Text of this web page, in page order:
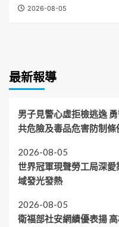
2026-08-05
最新報導
男子見警心虛拒檢逃逸
共危險及毒品危害防制條
2026-08-05
世界冠軍現聲勞工局深
域發光發熱
2026-08-05
衛福部社安網績優表揚